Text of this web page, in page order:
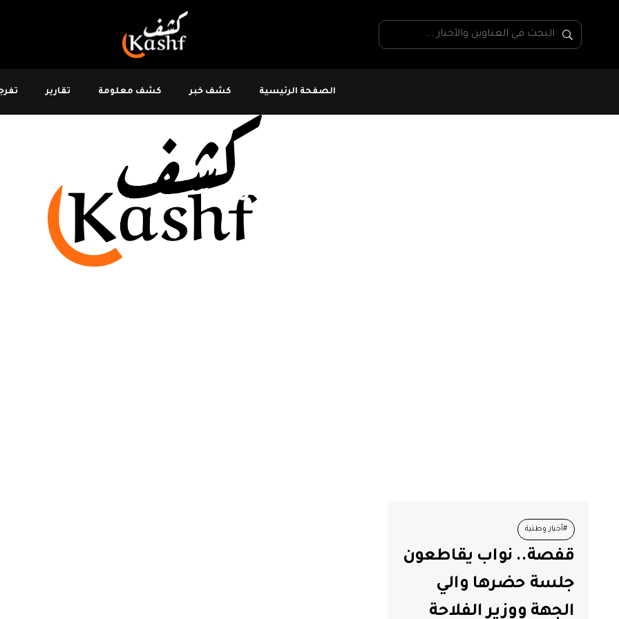
الصفحة الرئيسية كشف خبر كشف معلومة تقارير
اتحاد الفلاحة و الصيد البحري
#أخبار وطنية
#اتحاد الفلاحة و الصيد البحري #تونس
#قفصة #قيس سعيد
#وزارة الفلاحة
قفصة.. نواب يقاطعون
جلسة حضرها والي
الجهة ووزير الفلاحة